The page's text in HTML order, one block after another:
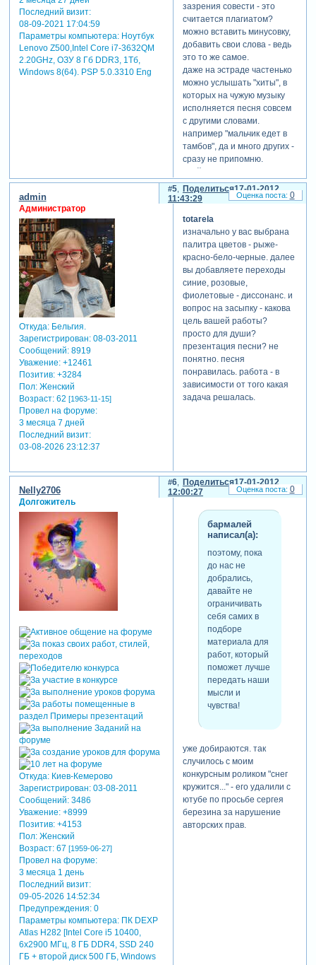
Последний визит:
08-09-2021 17:04:59
Параметры компьютера:Ноутбук
Lenovo Z500,Intel Core i7-3632QM
2.20GHz, ОЗУ 8 Гб DDR3, 1Тб,
Windows 8(64). PSP 5.0.3310 Eng
зазрения совести - это
считается плагиатом?
можно вставить минусовку,
добавить свои слова - ведь
это то же самое.
даже на эстраде частенько
можно услышать "хиты", в
которых на чужую музыку
исполняется песня совсем
с другими словами.
например "мальчик едет в
тамбов", да и много других -
сразу не припомню.
слайдшоу включает много
компонентов: фото свои и
из интернета, футажи,
песни, звуки, звуковые
фрагменты, стихи,
шаблоны, стили и т.д. и т.п.
и если на все эти
компоненты собирать
лицензии и соблюдать
законы об авторских правах
- то будут получаться
"шедевры", которые можно
увидеть зачастую на
иностранных конкурсах
слайдшоу. все эти
ограничения слишком
урезают свободу
творчества. поэтому, пока
передать наши мысли и
чувства!
Поделиться
5
17-01-2012
11:43:29
admin
Администратор
Откуда:Бельгия.
Зарегистрирован: 08-03-2011
Сообщений:8919
Уважение: +12461
Позитив: +3284
Пол:Женский
Возраст:62 [1963-11-15]
Провел на форуме:
3 месяца 7 дней
Последний визит:
03-08-2026 23:12:37
totarela
изначально у вас выбрана
палитра цветов - рыже-
красно-бело-черные. далее
вы добавляете переходы
синие, розовые,
фиолетовые - диссонанс. и
вопрос на засыпку - какова
цель вашей работы?
просто для души?
презентация песни? не
понятно. песня
понравилась. работа - в
зависимости от того какая
задача решалась.
0
Поделиться
6
17-01-2012
12:00:27
Nelly2706
Долгожитель
Откуда:Киев-Кемерово
Зарегистрирован: 03-08-2011
Сообщений:3486
Уважение: +8999
Позитив: +4153
Пол:Женский
Возраст:67 [1959-06-27]
Провел на форуме:
3 месяца 1 день
Последний визит:
09-05-2026 14:52:34
Предупреждения:0
Параметры компьютера:ПК DEXP
Atlas H282 [Intel Core i5 10400,
6x2900 МГц, 8 ГБ DDR4, SSD 240
ГБ + второй диск 500 ГБ, Windows
бармалей
написал(а):
поэтому, пока
до нас не
добрались,
давайте не
ограничивать
себя самих в
подборе
материала для
работ, который
поможет лучше
передать наши
мысли и
чувства!
уже добираются. так
случилось с моим
конкурсным роликом "снег
кружится..." - его удалили с
ютубе по просьбе сергея
березина за нарушение
авторских прав.
0